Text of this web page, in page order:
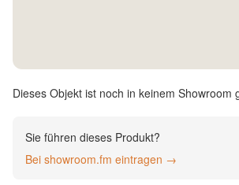
English
Deutsch
Dieses Objekt ist noch in keinem Showroom
Sie führen dieses Produkt?
Bei showroom.fm eintragen →